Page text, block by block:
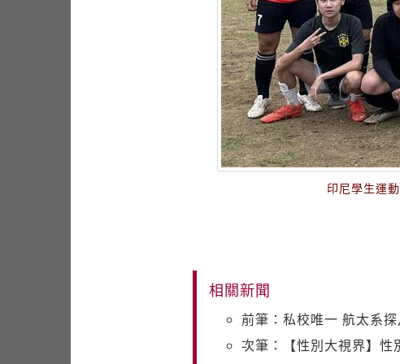
印尼學生運
相關新聞
前筆：私校唯一 航太系
次筆：【性別大視界】性